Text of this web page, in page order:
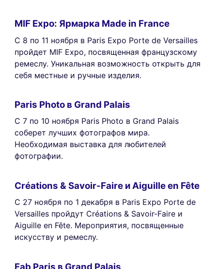
MIF Expo: Ярмарка Made in France
С 8 по 11 ноября в Paris Expo Porte de Versailles
пройдет MIF Expo, посвященная французскому
ремеслу. Уникальная возможность открыть для
себя местные и ручные изделия.
Paris Photo в Grand Palais
С 7 по 10 ноября Paris Photo в Grand Palais
соберет лучших фотографов мира.
Необходимая выставка для любителей
фотографии.
Créations & Savoir-Faire и Aiguille en Fête
С 27 ноября по 1 декабря в Paris Expo Porte de
Versailles пройдут Créations & Savoir-Faire и
Aiguille en Fête. Мероприятия, посвященные
искусству и ремеслу.
Fab Paris в Grand Palais